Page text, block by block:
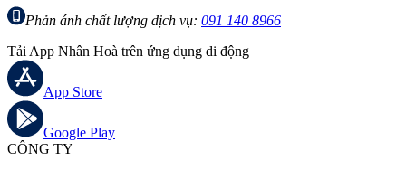
Phản ánh chất lượng dịch vụ: 091 140 8966
Tải App Nhân Hoà trên ứng dụng di động
App Store
Google Play
CÔNG TY